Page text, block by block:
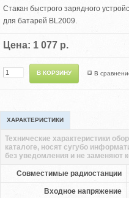
Стакан быстрого зарядного
для батарей BL2009.
Цена: 1 077 р.
В
ХАРАКТЕРИСТИКИ
Совместимые радиостанции
Входное напряжение
Технические характеристики
каталоге, носят сугубо
без уведомления и не заменяют